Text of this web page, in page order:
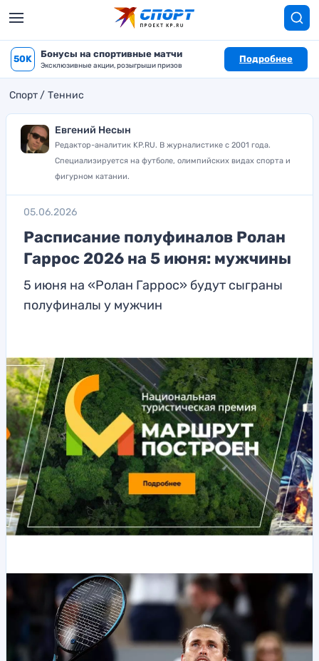
50K Бонусы на спортивные матчи
Эксклюзивные акции, розыгрыши призов
Подробнее
Спорт Теннис
Евгений Несын
Редактор-аналитик KP.RU. В журналистике с 2001 года.
Специализируется на футболе, олимпийских видах спорта и
фигурном катании.
05.06.2026
Расписание полуфиналов Ролан
Гаррос 2026 на 5 июня: мужчины
5 июня на «Ролан Гаррос» будут сыграны
полуфиналы у мужчин